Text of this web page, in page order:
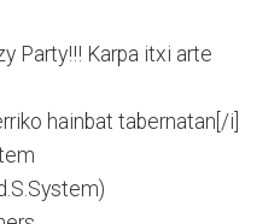
Party!!! Karpa itxi arte
hainbat tabernatan[/i]